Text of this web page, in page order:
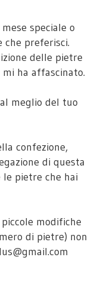
speciale o
che preferisci.
delle pietre
mi ha affascinato.
meglio del tuo
confezione,
di questa
le pietre che hai
modifiche
di pietre) non